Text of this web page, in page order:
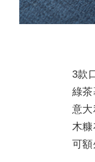
3款
綠
意
木
可